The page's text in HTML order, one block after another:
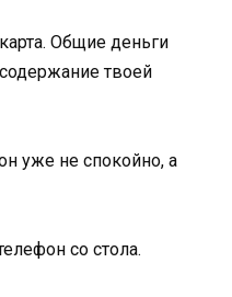
Общие деньги
твоей
уже не спокойно, а
со стола.